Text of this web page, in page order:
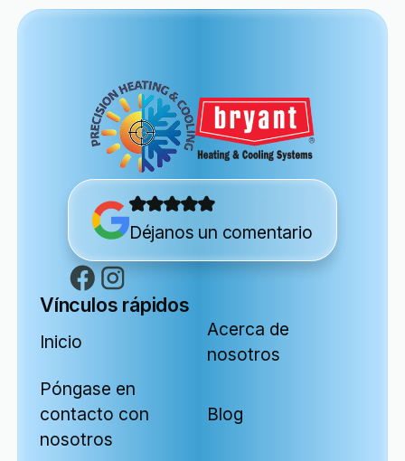
Déjanos un comentario
Vínculos rápidos
Inicio
Acerca de
nosotros
Póngase en
contacto con
nosotros
Blog